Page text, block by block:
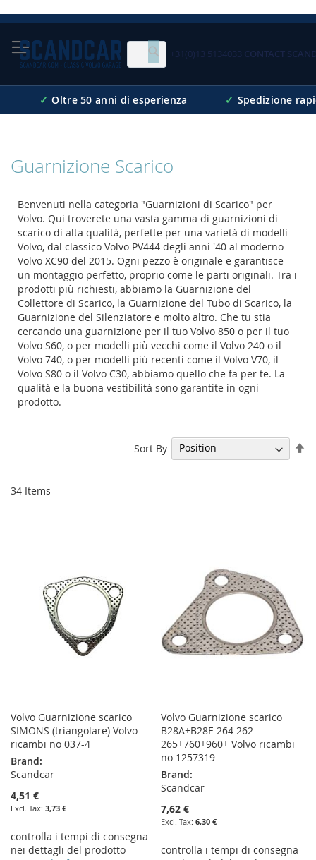
Skip
Content
Cerca
+31(0)13 5134033 CONTACT
✓ Oltre 50 anni di esperienza ✓ Spedizione
Guarnizione Scarico
Benvenuti nella categoria "Guarnizioni di Scarico" per
Volvo. Qui troverete una vasta gamma di guarnizioni di
scarico di alta qualità, perfette per una varietà di modelli
Volvo, dal classico Volvo PV444 degli anni '40 al moderno
Volvo XC90 del 2015. Ogni pezzo è originale e garantisce
un montaggio perfetto, proprio come le parti originali. Tra i
prodotti più richiesti, abbiamo la Guarnizione del
Collettore di Scarico, la Guarnizione del Tubo di Scarico, la
Guarnizione del Silenziatore e molto altro. Che tu stia
cercando una guarnizione per il tuo Volvo 850 o per il tuo
Volvo S60, o per modelli più vecchi come il Volvo 240 o il
Volvo 740, o per modelli più recenti come il Volvo V70, il
Volvo S80 o il Volvo C30, abbiamo quello che fa per te. La
qualità e la buona vestibilità sono garantite in ogni
prodotto.
34 Items
Sort By
Volvo Guarnizione scarico
SIMONS (triangolare) Volvo
ricambi no 037-4
Brand:
Scandcar
4,51 €
3,73 €
controlla i tempi di consegna
nei dettagli del prodotto
Volvo Guarnizione scarico
B28A+B28E 264 262
265+760+960+ Volvo ricambi
no 1257319
Brand:
Scandcar
7,62 €
6,30 €
controlla i tempi di consegna